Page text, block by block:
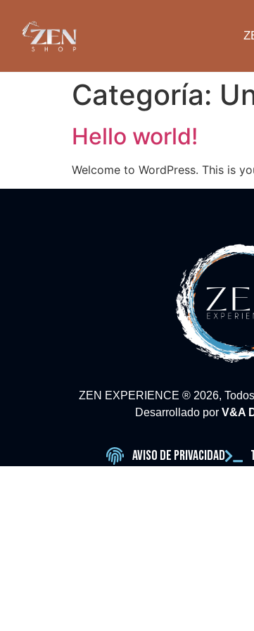
Categoría:
Hello world!
Welcome to WordPress. This is
ZEN EXPERIENCE ® 2026,
Desarrollado por V&A
Aviso de Privacidad